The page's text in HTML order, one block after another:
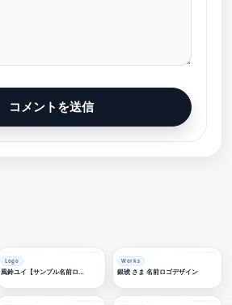
Logo Works
銀琥 さま 名前ロゴデザイン